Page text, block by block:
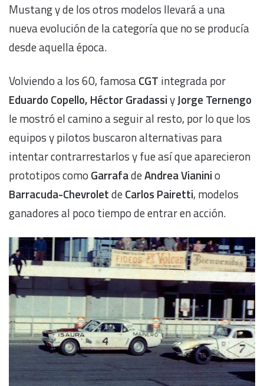
Mustang y de los otros modelos llevará a una
nueva evolución de la categoría que no se producía
desde aquella época.
Volviendo a los 60, famosaCGT integrada por
Eduardo Copello, Héctor GradassiyJorge Ternengo
le mostró el camino a seguir al resto, por lo que los
equipos y pilotos buscaron alternativas para
intentar contrarrestarlos y fue así que aparecieron
prototipos como GarrafadeAndrea Vianinio
Barracuda-ChevroletdeCarlos Pairetti, modelos
ganadores al poco tiempo de entrar en acción.